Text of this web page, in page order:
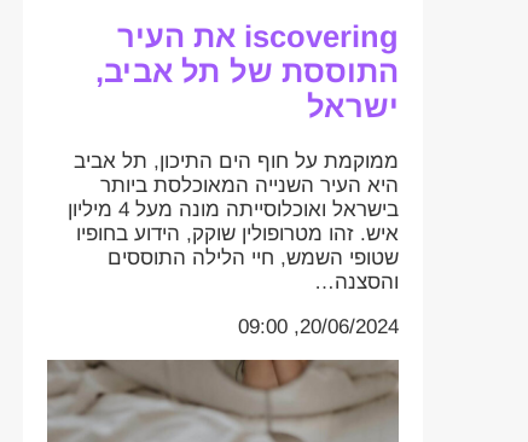
iscovering את העיר
התוססת של תל אביב,
ישראל
ממוקמת על חוף הים התיכון, תל אביב
היא העיר השנייה המאוכלסת ביותר
בישראל ואוכלוסייתה מונה מעל 4 מיליון
איש. זהו מטרופולין שוקק, הידוע בחופיו
שטופי השמש, חיי הלילה התוססים
והסצנה…
20/06/2024, 09:00